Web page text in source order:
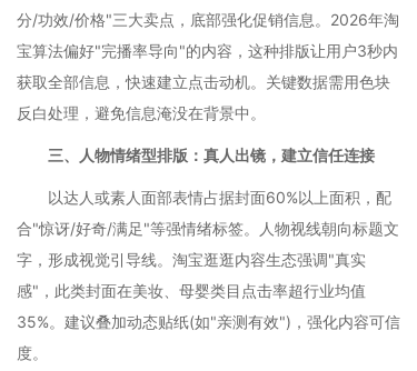
分/功效/价格"三大卖点，底部强化促销信息。2026年淘
宝算法偏好"完播率导向"的内容，这种排版让用户3秒内
获取全部信息，快速建立点击动机。关键数据需用色块
反白处理，避免信息淹没在背景中。
三、人物情绪型排版：真人出镜，建立信任连接
以达人或素人面部表情占据封面60%以上面积，配
合"惊讶/好奇/满足"等强情绪标签。人物视线朝向标题文
字，形成视觉引导线。淘宝逛逛内容生态强调"真实
感"，此类封面在美妆、母婴类目点击率超行业均值
35%。建议叠加动态贴纸(如"亲测有效")，强化内容可信
度。